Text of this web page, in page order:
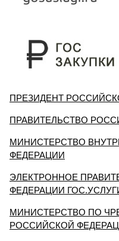
ПРЕЗИДЕНТ
ПРАВИТЕЛЬСТВО
МИНИСТЕРСТВО
ФЕДЕРАЦИИ
ЭЛЕКТРОННОЕ
ФЕДЕРАЦИИ
МИНИСТЕРСТВО ПО
РОССИЙСКОЙ